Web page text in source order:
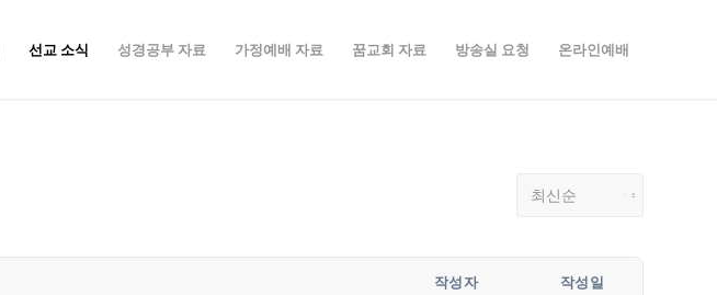
선교 소식 성경공부 자료 가정예배 자료 꿈교회 자료 방송실 요청 온라인예배
작성자 작성일